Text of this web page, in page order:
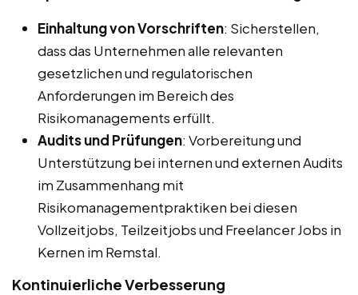
Einhaltung von Vorschriften: Sicherstellen,
dass das Unternehmen alle relevanten
gesetzlichen und regulatorischen
Anforderungen im Bereich des
Risikomanagements erfüllt.
Audits und Prüfungen: Vorbereitung und
Unterstützung bei internen und externen Audits
im Zusammenhang mit
Risikomanagementpraktiken bei diesen
Vollzeitjobs, Teilzeitjobs und Freelancer Jobs in
Kernen im Remstal.
Kontinuierliche Verbesserung